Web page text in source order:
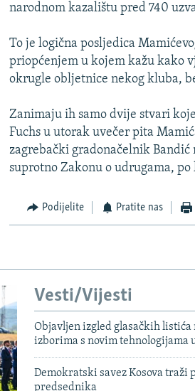
narodnom kazalištu pred 740
To je logična posljedica
priopćenjem u kojem kažu kako
okrugle obljetnice nekog kluba,
Zanimaju ih samo dvije stvari
Fuchs u utorak uvečer pita
zagrebački gradonačelnik
suprotno Zakonu o udrugama, po
Podijelite Pratite nas
Vesti/Vijesti
Objavljen izgled glasačkih listića
izborima s novim tehnologijama
Demokratski savez Kosova traži
predsednika